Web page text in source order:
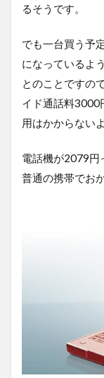
るそうです。
でも一台買う予
になっているよ
とのことですの
イド通話料3000
用はかからない
電話機が2079円
普通の携帯でお